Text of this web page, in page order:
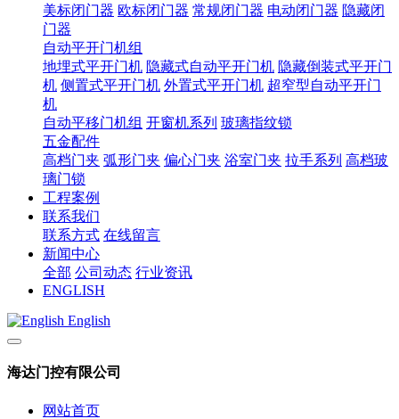
美标闭门器 欧标闭门器 常规闭门器 电动闭门器 隐藏闭
门器
自动平开门机组
地埋式平开门机 隐藏式自动平开门机 隐藏倒装式平开门
机 侧置式平开门机 外置式平开门机 超窄型自动平开门
机
自动平移门机组 开窗机系列 玻璃指纹锁
五金配件
高档门夹 弧形门夹 偏心门夹 浴室门夹 拉手系列 高档玻
璃门锁
工程案例
联系我们
联系方式 在线留言
新闻中心
全部 公司动态 行业资讯
ENGLISH
English
海达门控有限公司
网站首页